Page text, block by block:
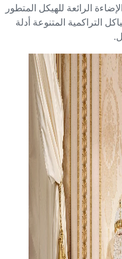
الرائعة للهيكل المتطور
المتنوعة أدلة